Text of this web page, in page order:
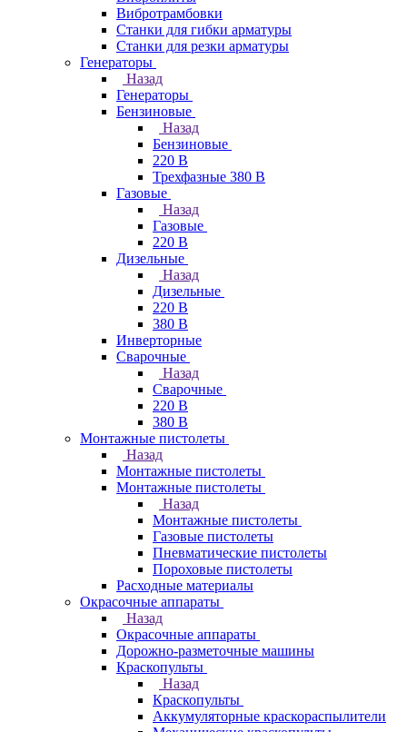
Вибротрамбовки
Станки для гибки арматуры
Станки для резки арматуры
Генераторы
Назад
Генераторы
Бензиновые
Назад
Бензиновые
220 В
Трехфазные 380 В
Газовые
Назад
Газовые
220 В
Дизельные
Назад
Дизельные
220 В
380 В
Инверторные
Сварочные
Назад
Сварочные
220 В
380 В
Монтажные пистолеты
Назад
Монтажные пистолеты
Монтажные пистолеты
Назад
Монтажные пистолеты
Газовые пистолеты
Пневматические пистолеты
Пороховые пистолеты
Расходные материалы
Окрасочные аппараты
Назад
Окрасочные аппараты
Дорожно-разметочные машины
Краскопульты
Назад
Краскопульты
Аккумуляторные краскораспылители